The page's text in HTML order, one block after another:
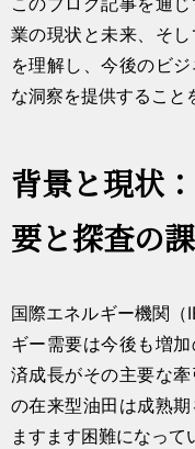
業の現状と未来、そ
を理解し、今後のビ
な洞察を提供すること
背景と現状
要と探査の
国際エネルギー機関
ギー需要は今後も増
済成長がその主要な
の在来型油田は成熟
ますます困難になって